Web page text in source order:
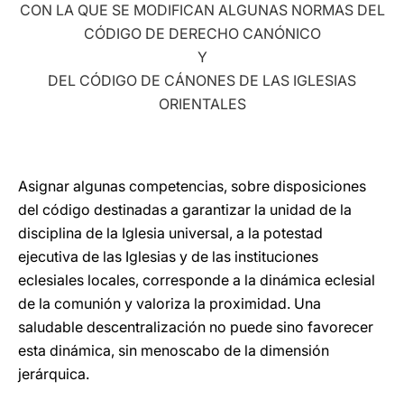
CON LA QUE SE MODIFICAN ALGUNAS NORMAS DEL
CÓDIGO DE DERECHO CANÓNICO
Y
DEL CÓDIGO DE CÁNONES DE LAS IGLESIAS
ORIENTALES
Asignar algunas competencias, sobre disposiciones
del código destinadas a garantizar la unidad de la
disciplina de la Iglesia universal, a la potestad
ejecutiva de las Iglesias y de las instituciones
eclesiales locales, corresponde a la dinámica eclesial
de la comunión y valoriza la proximidad. Una
saludable descentralización no puede sino favorecer
esta dinámica, sin menoscabo de la dimensión
jerárquica.